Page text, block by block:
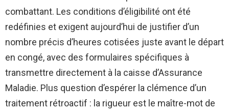
combattant. Les conditions d’éligibilité ont été
redéfinies et exigent aujourd’hui de justifier d’un
nombre précis d’heures cotisées juste avant le départ
en congé, avec des formulaires spécifiques à
transmettre directement à la caisse d’Assurance
Maladie. Plus question d’espérer la clémence d’un
traitement rétroactif : la rigueur est le maître-mot de